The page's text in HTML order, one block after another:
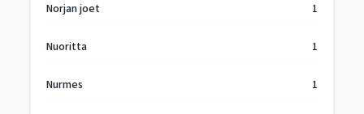
Norjan joet 1
Nuoritta 1
Nurmes 1